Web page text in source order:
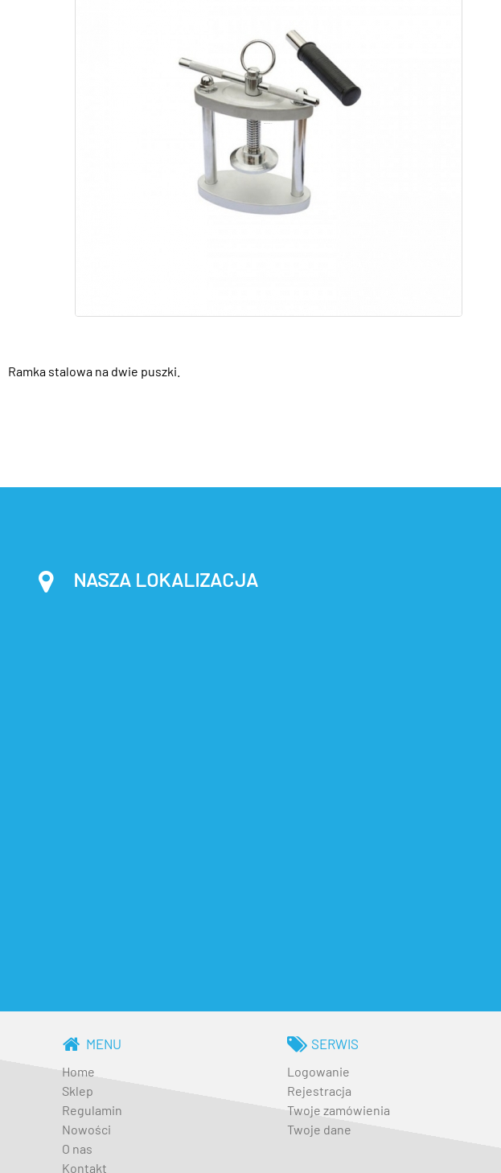
Ramka stalowa na dwie puszki.
NASZA LOKALIZACJA
MENU
Home
Sklep
Regulamin
Nowości
O nas
Kontakt
SERWIS
Logowanie
Rejestracja
Twoje zamówienia
Twoje dane